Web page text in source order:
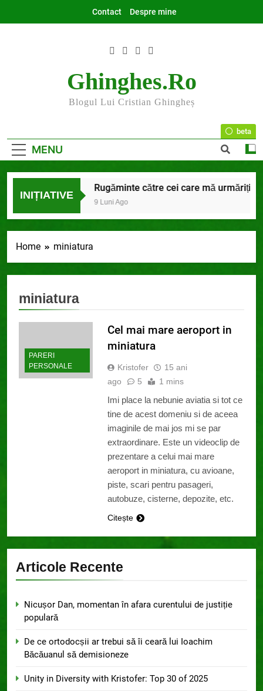
Contact Despre mine
Ghinghes.ro
Blogul Lui Cristian Ghingheș
MENU
beta
INIȚIATIVE
7 Luni Ago
Rugăminte către cei care mă urmăriți și
9 Luni Ago
Home miniatura
miniatura
PARERI
PERSONALE
Cel mai mare aeroport in
miniatura
Kristofer
15 ani
ago
5 1 mins
Imi place la nebunie aviatia si tot ce
tine de acest domeniu si de aceea
imaginile de mai jos mi se par
extraordinare. Este un videoclip de
prezentare a celui mai mare
aeroport in miniatura, cu avioane,
piste, scari pentru pasageri,
autobuze, cisterne, depozite, etc.
Citește
Articole Recente
Nicușor Dan, momentan în afara curentului de justiție
populară
De ce ortodocșii ar trebui să îi ceară lui Ioachim
Băcăuanul să demisioneze
Unity in Diversity with Kristofer: Top 30 of 2025